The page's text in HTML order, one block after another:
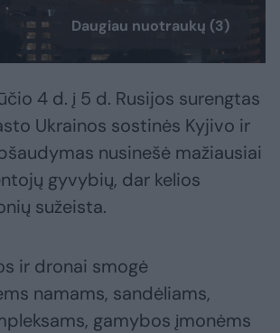
Daugiau nuotraukų (3)
4 d. į 5 d. Rusijos surengtas
Ukrainos sostinės Kyjivo ir
nusinešė mažiausiai
gyvybių, dar kelios
sužeista.
ir dronai smogė
namams, sandėliams,
gamybos įmonėms